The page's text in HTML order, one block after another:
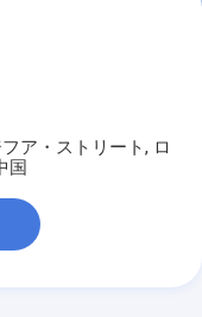
ア・ストリート, ロ
国